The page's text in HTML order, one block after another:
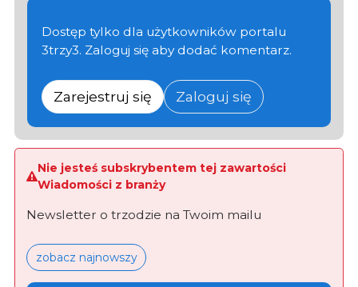
Dostęp tylko dla użytkowników portalu
3trzy3. Zaloguj się aby dodać komentarz.
Zarejestruj się Zaloguj się
Nie jesteś subskrybentem tej zawartości
Wiadomości z branży
Newsletter o trzodzie na Twoim mailu
zobacz najnowszy